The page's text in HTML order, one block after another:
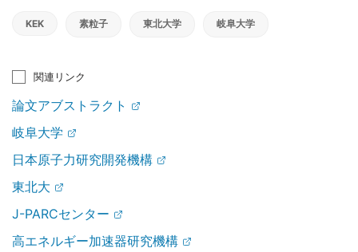
KEK 素粒子 東北大学 岐阜大学
関連リンク
論文アブストラクト
岐阜大学
日本原子力研究開発機構
東北大
J-PARCセンター
高エネルギー加速器研究機構